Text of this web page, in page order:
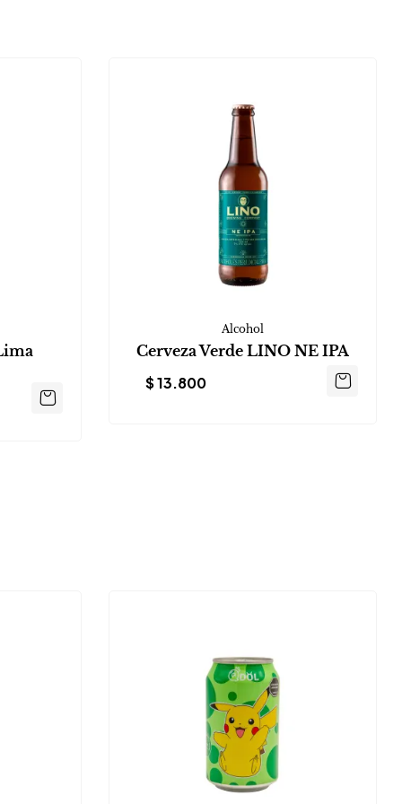
Alcohol
Cerveza Verde LINO NE IPA
$13.800